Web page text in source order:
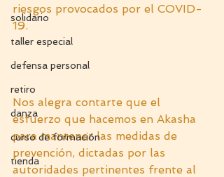
solidario
taller especial
defensa personal
retiro
danza
curso de formación
tienda
riesgos provocados por el COVID-
19.
Nos alegra contarte que el
esfuerzo que hacemos en Akasha
para mantener las medidas de
prevención, dictadas por las
autoridades pertinentes frente al